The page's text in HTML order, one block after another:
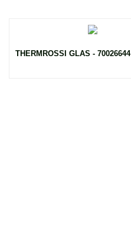
THERMROSSI GLAS - 70026644